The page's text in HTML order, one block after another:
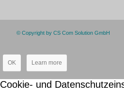
© Copyright by CS Com Solution GmbH
OK Learn more
Cookie- und